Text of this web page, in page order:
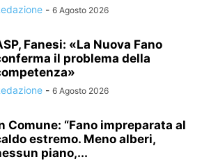
- 6 Agosto 2026
Fanesi: «La Nuova Fano
il problema della
- 6 Agosto 2026
Comune: “Fano impreparata al
estremo. Meno alberi,
piano,...